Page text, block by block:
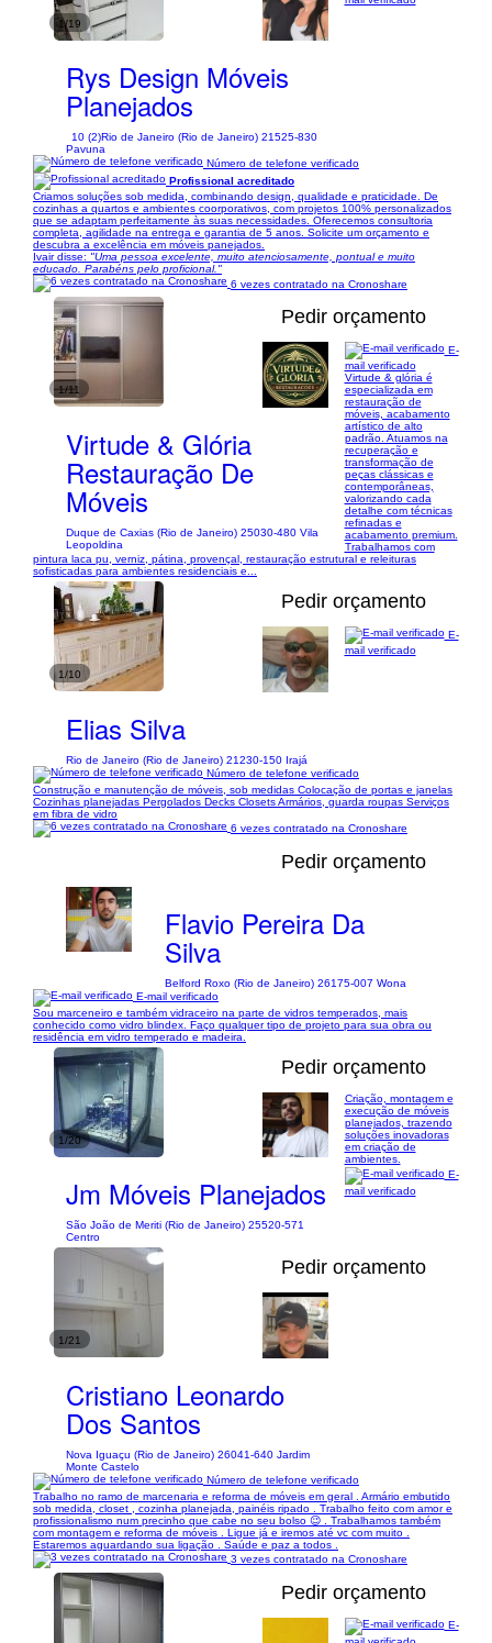
1/19
Rys Design Móveis
Planejados
10 (2)Rio de Janeiro (Rio de Janeiro) 21525-830
Pavuna
Número de telefone verificado
Profissional acreditado
Criamos soluções sob medida, combinando design, qualidade e praticidade. De
cozinhas a quartos e ambientes coorporativos, com projetos 100% personalizados
que se adaptam perfeitamente às suas necessidades. Oferecemos consultoria
completa, agilidade na entrega e garantia de 5 anos. Solicite um orçamento e
descubra a excelência em móveis panejados.
Ivair disse: "Uma pessoa excelente, muito atenciosamente, pontual e muito
educado. Parabéns pelo proficional."
6 vezes contratado na Cronoshare
1/11
Pedir orçamento
Virtude & Glória
Restauração De
Móveis
Duque de Caxias (Rio de Janeiro) 25030-480 Vila
Leopoldina
E-
mail verificado
Virtude & glória é
especializada em
restauração de
móveis, acabamento
artístico de alto
padrão. Atuamos na
recuperação e
transformação de
peças clássicas e
contemporâneas,
valorizando cada
detalhe com técnicas
refinadas e
acabamento premium.
Trabalhamos com
pintura laca pu, verniz, pátina, provençal, restauração estrutural e releituras
sofisticadas para ambientes residenciais e...
1/10
Pedir orçamento
Elias Silva
Rio de Janeiro (Rio de Janeiro) 21230-150 Irajá
E-
mail verificado
Número de telefone verificado
Construção e manutenção de móveis, sob medidas Colocação de portas e janelas
Cozinhas planejadas Pergolados Decks Closets Armários, guarda roupas Serviços
em fibra de vidro
6 vezes contratado na Cronoshare
Pedir orçamento
Flavio Pereira Da
Silva
Belford Roxo (Rio de Janeiro) 26175-007 Wona
E-mail verificado
Sou marceneiro e também vidraceiro na parte de vidros temperados, mais
conhecido como vidro blindex. Faço qualquer tipo de projeto para sua obra ou
residência em vidro temperado e madeira.
1/20
Pedir orçamento
Jm Móveis Planejados
São João de Meriti (Rio de Janeiro) 25520-571
Centro
Criação, montagem e
execução de móveis
planejados, trazendo
soluções inovadoras
em criação de
ambientes.
1/21
Pedir orçamento
Cristiano Leonardo
Dos Santos
Nova Iguaçu (Rio de Janeiro) 26041-640 Jardim
Monte Castelo
E-
mail verificado
Número de telefone verificado
Trabalho no ramo de marcenaria e reforma de móveis em geral . Armário embutido
sob medida, closet , cozinha planejada, painéis ripado . Trabalho feito com amor e
profissionalismo num precinho que cabe no seu bolso 😉 . Trabalhamos também
com montagem e reforma de móveis . Ligue já e iremos até vc com muito .
Estaremos aguardando sua ligação . Saúde e paz a todos .
3 vezes contratado na Cronoshare
Pedir orçamento
E-